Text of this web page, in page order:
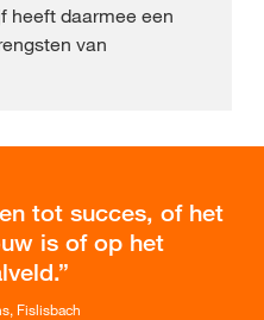
heeft daarmee een
van
tot succes, of het
is of op het
Fislisbach